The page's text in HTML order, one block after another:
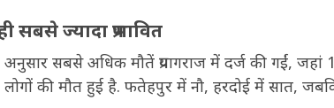
सबसे ज्यादा प्रभावित
सबसे अधिक मौतें प्रयागराज में दर्ज की गईं, जहां
लोगों की मौत हुई है. फतेहपुर में नौ, हरदोई में सात,